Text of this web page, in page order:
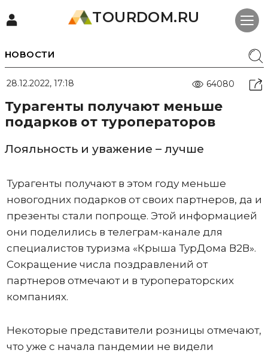
TOURDOM.RU
НОВОСТИ
28.12.2022, 17:18 64080
Турагенты получают меньше
подарков от туроператоров
Лояльность и уважение – лучше
Турагенты получают в этом году меньше
новогодних подарков от своих партнеров, да и
презенты стали попроще. Этой информацией
они поделились в телеграм-канале для
специалистов туризма «Крыша ТурДома В2В».
Сокращение числа поздравлений от
партнеров отмечают и в туроператорских
компаниях.
Некоторые представители розницы отмечают,
что уже с начала пандемии не видели